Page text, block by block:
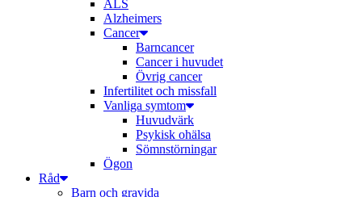
ALS
Alzheimers
Cancer
Barncancer
Cancer i huvudet
Övrig cancer
Infertilitet och missfall
Vanliga symtom
Huvudvärk
Psykisk ohälsa
Sömnstörningar
Ögon
Råd
Barn och gravida